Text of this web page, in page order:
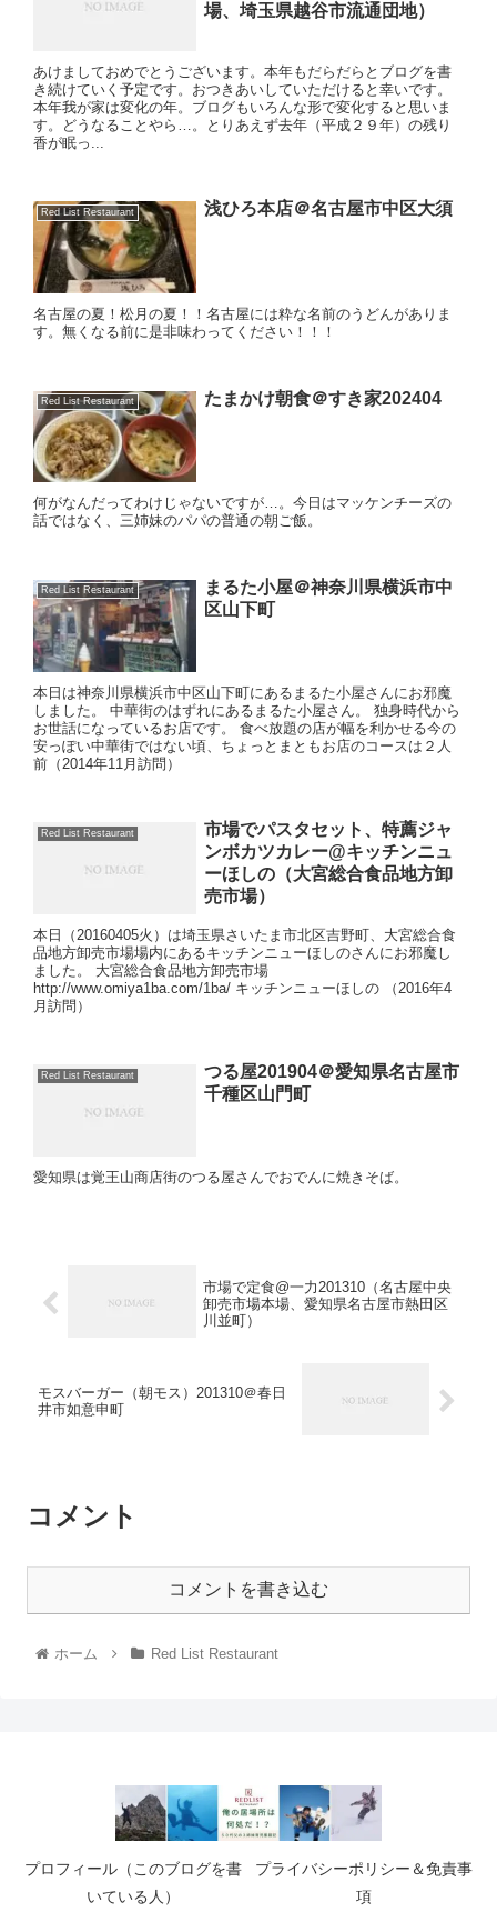
場、埼玉県越谷市流通団地）
あけましておめでとうございます。本年もだらだらとブログを書
き続けていく予定です。おつきあいしていただけると幸いです。
本年我が家は変化の年。ブログもいろんな形で変化すると思いま
す。どうなることやら…。とりあえず去年（平成２９年）の残り
香が眠っ...
Red List Restaurant 浅ひろ本店＠名古屋市中区大須
名古屋の夏！松月の夏！！名古屋には粋な名前のうどんがありま
す。無くなる前に是非味わってください！！！
Red List Restaurant たまかけ朝食＠すき家202404
何がなんだってわけじゃないですが…。今日はマッケンチーズの
話ではなく、三姉妹のパパの普通の朝ご飯。
Red List Restaurant
まるた小屋＠神奈川県横浜市中
区山下町
本日は神奈川県横浜市中区山下町にあるまるた小屋さんにお邪魔
しました。 中華街のはずれにあるまるた小屋さん。 独身時代から
お世話になっているお店です。 食べ放題の店が幅を利かせる今の
安っぽい中華街ではない頃、ちょっとまともお店のコースは２人
前（2014年11月訪問）
Red List Restaurant
市場でパスタセット、特薦ジャ
ンボカツカレー@キッチンニュ
ーほしの（大宮総合食品地方卸
売市場）
本日（20160405火）は埼玉県さいたま市北区吉野町、大宮総合食
品地方卸売市場場内にあるキッチンニューほしのさんにお邪魔し
ました。 大宮総合食品地方卸売市場
http://www.omiya1ba.com/1ba/ キッチンニューほしの （2016年4
月訪問）
Red List Restaurant
つる屋201904＠愛知県名古屋市
千種区山門町
愛知県は覚王山商店街のつる屋さんでおでんに焼きそば。
市場で定食@一力201310（名古屋中央
卸売市場本場、愛知県名古屋市熱田区
川並町）
モスバーガー（朝モス）201310＠春日
井市如意申町
コメント
コメントを書き込む
ホーム Red List Restaurant
プロフィール（このブログを書
いている人）
プライバシーポリシー＆免責事
項